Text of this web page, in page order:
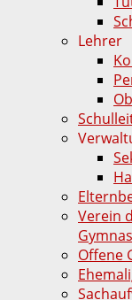
Lehrer
Verein
Offene